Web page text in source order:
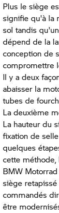
Plus le siège
signifie qu'à la
sol tandis
dépend de la
conception de
compromettre
Il y a deux
abaisser la
tubes de
La deuxième
La hauteur du
fixation de
quelques
cette
BMW
siège
commandés
être